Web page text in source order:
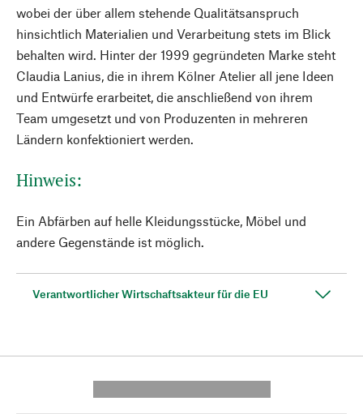
wobei der über allem stehende Qualitätsanspruch
hinsichtlich Materialien und Verarbeitung stets im Blick
behalten wird. Hinter der 1999 gegründeten Marke steht
Claudia Lanius, die in ihrem Kölner Atelier all jene Ideen
und Entwürfe erarbeitet, die anschließend von ihrem
Team umgesetzt und von Produzenten in mehreren
Ländern konfektioniert werden.
Hinweis:
Ein Abfärben auf helle Kleidungsstücke, Möbel und
andere Gegenstände ist möglich.
Verantwortlicher Wirtschaftsakteur für die EU